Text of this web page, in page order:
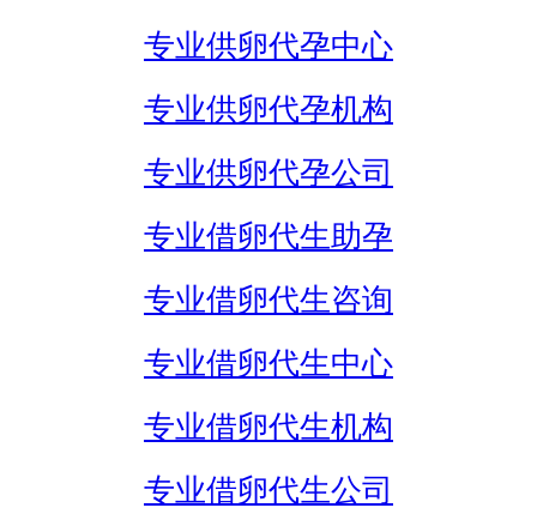
专业供卵代孕中心
专业供卵代孕机构
专业供卵代孕公司
专业借卵代生助孕
专业借卵代生咨询
专业借卵代生中心
专业借卵代生机构
专业借卵代生公司